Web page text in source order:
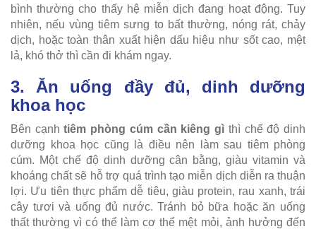
bình thường cho thấy hệ miễn dịch đang hoạt động. Tuy
nhiên, nếu vùng tiêm sưng to bất thường, nóng rát, chảy
dịch, hoặc toàn thân xuất hiện dấu hiệu như sốt cao, mệt
lả, khó thở thì cần đi khám ngay.
3. Ăn uống đầy đủ, dinh dưỡng
khoa học
Bên cạnhtiêm phòng cúm cần kiêng gì thì chế độ dinh
dưỡng khoa học cũng là điều nên làm sau tiêm phòng
cúm. Một chế độ dinh dưỡng cân bằng, giàu vitamin và
khoáng chất sẽ hỗ trợ quá trình tạo miễn dịch diễn ra thuận
lợi. Ưu tiên thực phẩm dễ tiêu, giàu protein, rau xanh, trái
cây tươi và uống đủ nước. Tránh bỏ bữa hoặc ăn uống
thất thường vì có thể làm cơ thể mệt mỏi, ảnh hưởng đến